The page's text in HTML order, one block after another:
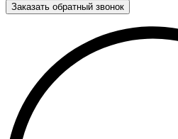
Заказать обратный звонок